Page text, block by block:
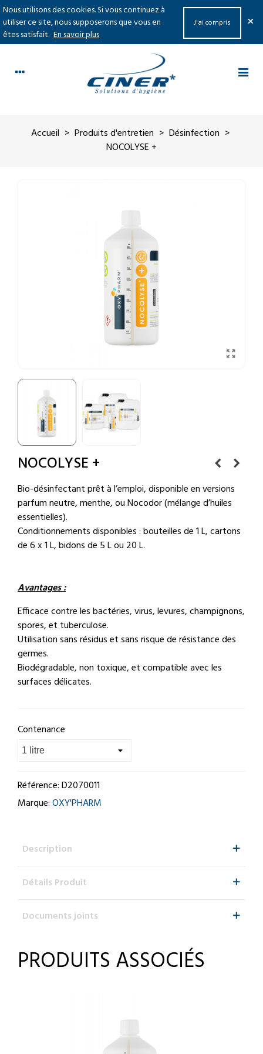
Nous utilisons des cookies. Si vous continuez à
utiliser ce site, nous supposerons que vous en
êtes satisfait. En savoir plus
J'ai compris ×
Accueil > Produits d'entretien > Désinfection >
NOCOLYSE +
NOCOLYSE +
Bio-désinfectant prêt à l’emploi, disponible en versions
parfum neutre, menthe, ou Nocodor (mélange d’huiles
essentielles).
Conditionnements disponibles : bouteilles de 1 L, cartons
de 6 x 1 L, bidons de 5 L ou 20 L.
Avantages :
Efficace contre les bactéries, virus, levures, champignons,
spores, et tuberculose.
Utilisation sans résidus et sans risque de résistance des
germes.
Biodégradable, non toxique, et compatible avec les
surfaces délicates.
Contenance
Référence:D2070011
Marque:OXY'PHARM
Description
Détails Produit
Documents joints
PRODUITS ASSOCIÉS